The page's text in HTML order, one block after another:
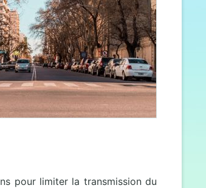
pour limiter la transmission du